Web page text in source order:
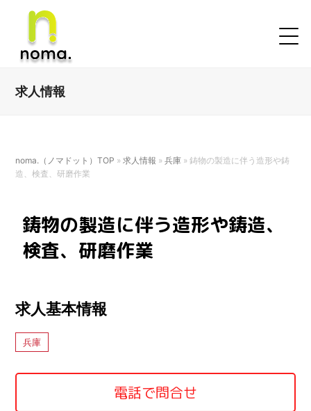
求人情報
noma.（ノマドット）TOP »求人情報 »兵庫 »鋳物の製造に伴う造形や鋳
造、検査、研磨作業
鋳物の製造に伴う造形や鋳造、
検査、研磨作業
求人基本情報
兵庫
電話で問合せ